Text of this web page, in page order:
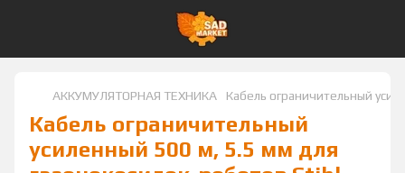
АККУМУЛЯТОРНАЯ ТЕХНИКА Кабель ограничительный
Кабель ограничительный
усиленный 500 м, 5.5 мм для